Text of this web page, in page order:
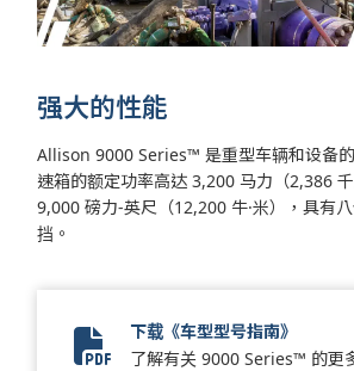
强大的性能
Allison 9000 Series™ 是重型车辆和设备
速箱的额定功率高达 3,200 马力（2,386
9,000 磅力-英尺（12,200 牛·米），具有
挡。
Vocational Model Guide Digital
下载《车型型号指南》
了解有关 9000 Series™ 的更